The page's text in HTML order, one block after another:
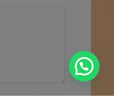
laPolítica de